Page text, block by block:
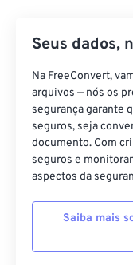
Seus dados,
Na FreeConvert,
arquivos — nós os
segurança garante
seguros, seja
documento. Com
seguros e
aspectos da
Saiba mais